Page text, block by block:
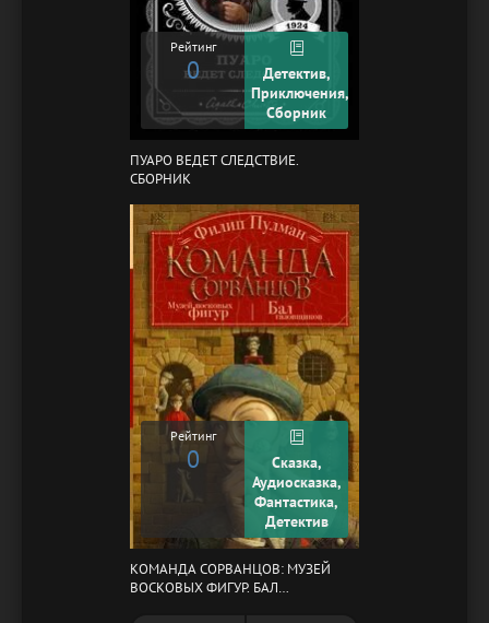
Рейтинг
0
Детектив,
Приключения,
Сборник
ПУАРО ВЕДЕТ СЛЕДСТВИЕ.
СБОРНИК
Рейтинг
0
Сказка,
Аудиосказка,
Фантастика,
Детектив
КОМАНДА СОРВАНЦОВ: МУЗЕЙ
ВОСКОВЫХ ФИГУР. БАЛ